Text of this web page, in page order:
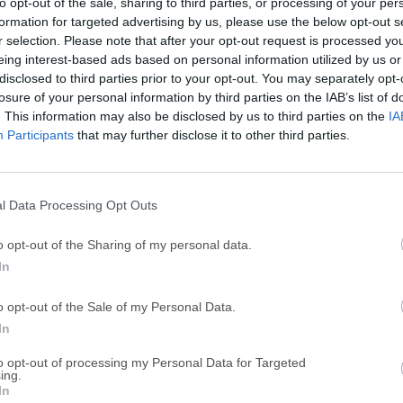
for targeted advertising by us, please use the below opt-out
selection. Please note that after your opt-out request is processed
interest-based ads based on personal information utilized by us
to third parties prior to your opt-out. You may separately
of your personal information by third parties on the IAB’s list of
This information may also be disclosed by us to third parties on the
Participants that may further disclose it to other third parties.
Data Processing Opt Outs
opt-out of the Sharing of my personal data.
opt-out of the Sale of my Personal Data.
opt-out of processing my Personal Data for Targeted
Crea videos desde texto en segundos con avatares/
Hippo Video - AI-powered video platform
08 de abril de 2026 - De prueba
Videos interactivos con IA para escalar tu alcance
Descarga, graba, edita, convierte VÍDEOS y audios sin
Icecream Video Editor 3.26